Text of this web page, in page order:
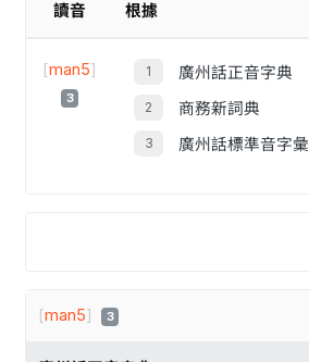
讀音 根據
[man5]
3
廣州話正音字典
商務新詞典
廣州話標準音字彙
[man5] 3